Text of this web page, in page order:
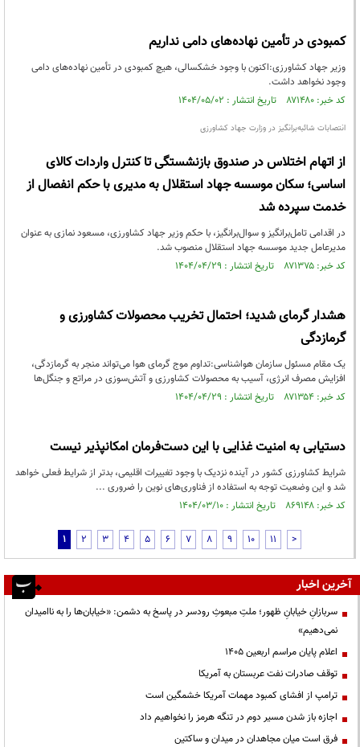
کمبودی در تأمین نهاده‌های دامی نداریم
وزیر جهاد کشاورزی:اکنون با وجود خشکسالی، هیچ کمبودی در تأمین نهاده‌های دامی
وجود نخواهد داشت.
کد خبر: ۸۷۱۴۸۰ تاریخ انتشار : ۱۴۰۴/۰۵/۰۲
انتصابات شائبه‌برانگیز در وزارت جهاد کشاورزی
از اتهام اختلاس در صندوق بازنشستگی تا کنترل واردات کالای
اساسی؛ سکان موسسه جهاد استقلال به مدیری با حکم انفصال از
خدمت سپرده شد
در اقدامی تامل‌برانگیز و سوال‌برانگیز، با حکم وزیر جهاد کشاورزی، مسعود نمازی به عنوان
مدیرعامل جدید موسسه جهاد استقلال منصوب شد.
کد خبر: ۸۷۱۳۷۵ تاریخ انتشار : ۱۴۰۴/۰۴/۲۹
هشدار گرمای شدید؛ احتمال تخریب محصولات کشاورزی و
گرمازدگی
یک مقام مسئول سازمان هواشناسی:تداوم موج گرمای هوا می‌تواند منجر به گرمازدگی،
افزایش مصرف انرژی، آسیب به محصولات کشاورزی و آتش‌سوزی در مراتع و جنگل‌ها
کد خبر: ۸۷۱۳۵۴ تاریخ انتشار : ۱۴۰۴/۰۴/۲۹
دستیابی به امنیت غذایی با این دست‌فرمان امکانپذیر نیست
شرایط کشاورزی کشور در آینده نزدیک با وجود تغییرات اقلیمی، بدتر از شرایط فعلی خواهد
شد و این وضعیت توجه به استفاده از فناوری‌های نوین را ضروری ...
کد خبر: ۸۶۹۱۴۸ تاریخ انتشار : ۱۴۰۴/۰۳/۱۰
1 2 3 4 5 6 7 8 9 10 11 >
آخرین اخبار
سربازانِ خیابانِ ظهور؛ ملتِ مبعوثِ رودسر در پاسخ به دشمن: «خیابان‌ها را به ناامیدان
نمی‌دهیم»
اعلام پایان مراسم اربعین ۱۴۰۵
توقف صادرات نفت عربستان به آمریکا
ترامپ از افشای کمبود مهمات آمریکا خشمگین است
اجازه باز شدن مسیر دوم در تنگه هرمز را نخواهیم داد
فرق است میان مجاهدان در میدان و ساکتین